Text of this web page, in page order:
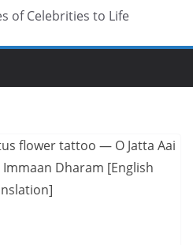
of Celebrities to Life